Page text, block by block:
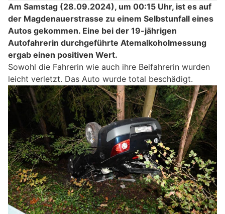
Am Samstag (28.09.2024), um 00:15 Uhr, ist es auf
der Magdenauerstrasse zu einem Selbstunfall eines
Autos gekommen. Eine bei der 19-jährigen
Autofahrerin durchgeführte Atemalkoholmessung
ergab einen positiven Wert.
Sowohl die Fahrerin wie auch ihre Beifahrerin wurden
leicht verletzt. Das Auto wurde total beschädigt.